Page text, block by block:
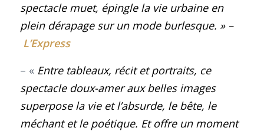
spectacle muet, épingle la vie urbaine en
plein dérapage sur un mode burlesque. » –
L’Express
– « Entre tableaux, récit et portraits, ce
spectacle doux-amer aux belles images
superpose la vie et l’absurde, le bête, le
méchant et le poétique. Et offre un moment